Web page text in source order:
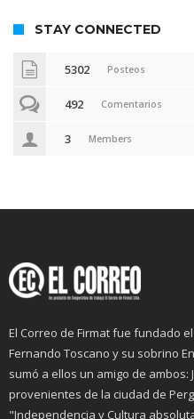
STAY CONNECTED
5302 Posteos
492 Comentarios
3 Members
El Correo de Firmat fue fundado
Fernando Toscano y su sobrino
sumó a ellos un amigo de ambos:
provenientes de la ciudad de
"Independencia y Cultura